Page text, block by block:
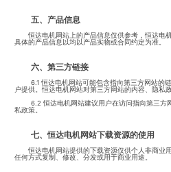
五、产品信息
恒达电机网站上的产品信息仅供参考，恒达电机
具体的产品信息以均以产品实物或合同约定为准。
六、第三方链接
6.1 恒达电机网站可能包含指向第三方网站的链
户提供。恒达电机网站对第三方网站的内容、隐私
6.2 恒达电机网站建议用户在访问指向第三方
私政策。
七、恒达电机网站下载资源的使用
恒达电机网站提供的下载资源仅供个人非商业
任何方式复制、修改、分发或用于商业用途。